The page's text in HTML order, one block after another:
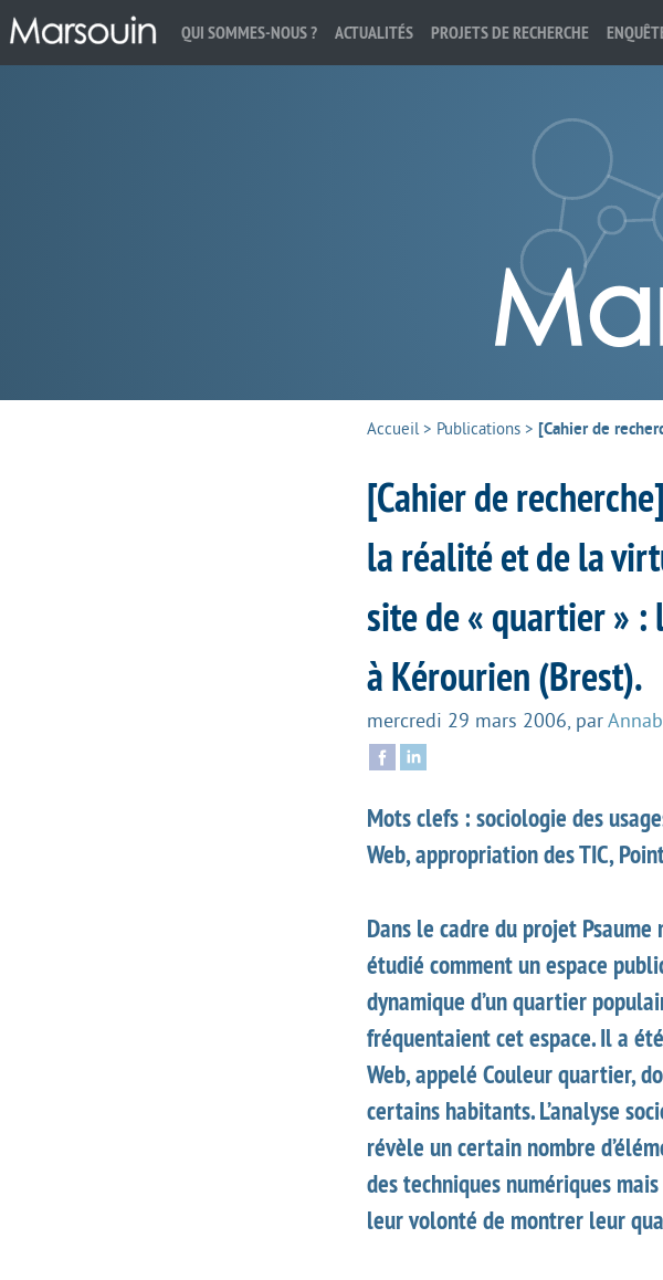
QUI SOMMES-NOUS ? ACTUALITÉS PROJETS DE RECHERCHE
Accueil> Publications > [Cahier de
[Cahier de
la réalité et de la
site de « quartier » :
à Kérourien (Brest).
mercredi 29 mars 2006 par
Mots clefs : sociologie des
Web, appropriation des TIC,
Dans le cadre du projet Psaume
étudié comment un espace
dynamique d’un quartier
fréquentaient cet espace. Il a
Web, appelé Couleur quartier,
certains habitants. L’analyse
révèle un certain nombre
des techniques numériques
leur volonté de montrer leur